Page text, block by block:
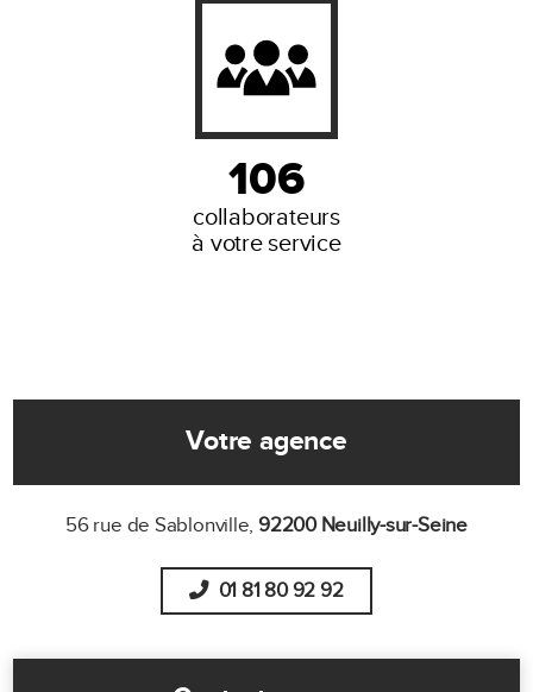
106
collaborateurs
à votre service
Votre agence
56 rue de Sablonville, 92200 Neuilly-sur-Seine
01 81 80 92 92